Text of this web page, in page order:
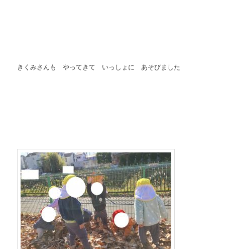
きくみさんも やってきて いっしょに あそびました